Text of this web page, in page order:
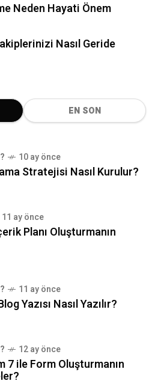
Neden Hayati Önem
Nasıl Geride
EN SON
10 ay önce
Stratejisi Nasıl Kurulur?
11 ay önce
Planı Oluşturmanın
11 ay önce
Yazısı Nasıl Yazılır?
12 ay önce
7 ile Form Oluşturmanın